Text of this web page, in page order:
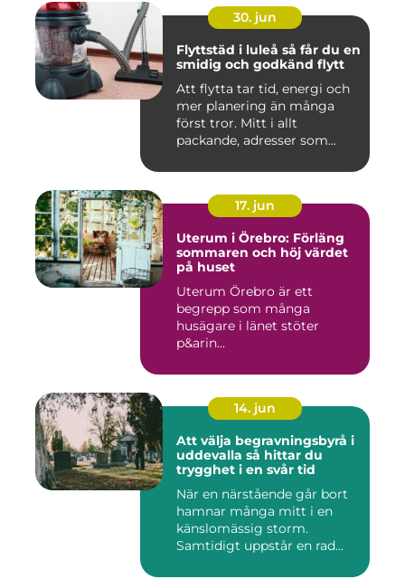
30. jun
Flyttstäd i luleå så får du en
smidig och godkänd flytt
Att flytta tar tid, energi och
mer planering än många
först tror. Mitt i allt
packande, adresser som...
17. jun
Uterum i Örebro: Förläng
sommaren och höj värdet
på huset
Uterum Örebro är ett
begrepp som många
husägare i länet stöter
p&arin...
14. jun
Att välja begravningsbyrå i
uddevalla så hittar du
trygghet i en svår tid
När en närstående går bort
hamnar många mitt i en
känslomässig storm.
Samtidigt uppstår en rad